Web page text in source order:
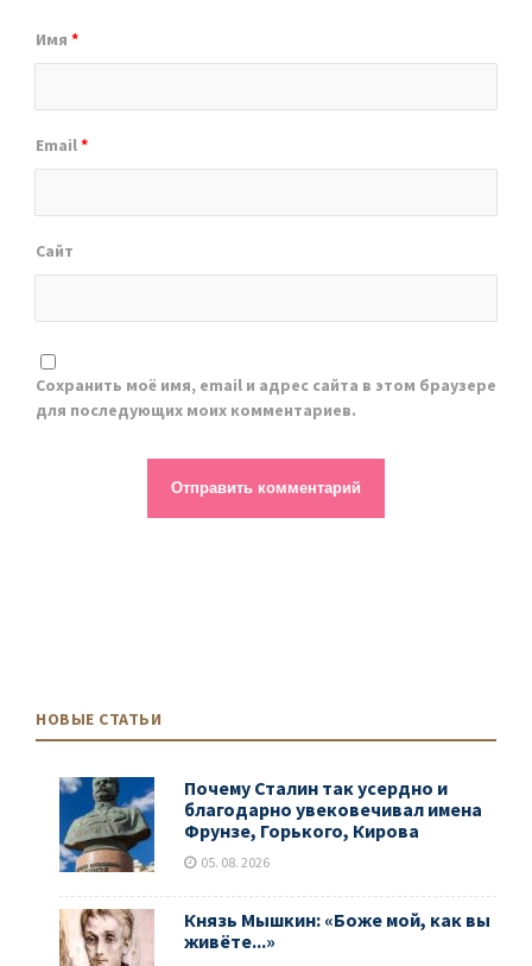
Имя *
Email*
Сайт
Сохранить моё имя, email и адрес сайта в этом браузере
для последующих моих комментариев.
НОВЫЕ СТАТЬИ
Почему Сталин так усердно и
благодарно увековечивал имена
Фрунзе, Горького, Кирова
05. 08. 2026
Князь Мышкин: «Боже мой, как вы
живёте...»